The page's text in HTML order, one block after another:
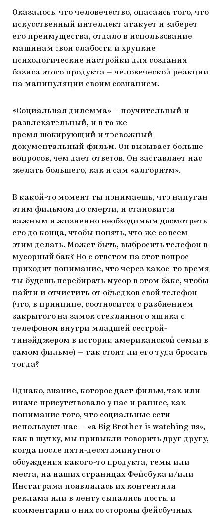
Оказалось, что человечество, опасаясь того, что
искусственный интеллект атакует и заберет
его преимущества, отдало в использование
машинам свои слабости и хрупкие
психологические настройки для создания
базиса этого продукта — человеческой реакции
на манипуляции своим сознанием.
«Социальная дилемма» — поучительный и
развлекательный, и в то же
время шокирующий и тревожный
документальный фильм. Он вызывает больше
вопросов, чем дает ответов. Он заставляет нас
желать большего, как и сам «алгоритм».
В какой-то момент ты понимаешь, что напуган
этим фильмом до смерти, и становится
важным и жизненно необходимым досмотреть
его до конца, чтобы понять, что же со всем
этим делать. Может быть, выбросить телефон в
мусорный бак? Но с ответом на этот вопрос
приходит понимание, что через какое-то время
ты будешь перебирать мусор в этом баке, чтобы
найти и отчистить от объедков свой телефон
(что, в принципе, соотносится с разбиением
закрытого на замок стеклянного ящика с
телефоном внутри младшей сестрой-
тинэйджером в истории американской семьи в
самом фильме) — так стоит ли его туда бросать
тогда?
Однако, знание, которое дает фильм, так или
иначе присутствовало у нас и раннее, как
понимание того, что социальные сети
используют нас — «a Big Brother is watching us»,
как в шутку, мы привыкли говорить друг другу,
когда после пяти-десятиминутного
обсуждения какого-то продукта, темы или
места, на наших страницах Фейсбука и/или
Инстаграма появлялась их контентная
реклама или в ленту сыпались посты и
комментарии о них со стороны фейсбучных